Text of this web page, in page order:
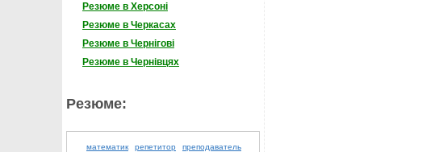
Резюме в Херсоні
Резюме в Черкасах
Резюме в Чернігові
Резюме в Чернівцях
Резюме:
математик репетитор
преподаватель